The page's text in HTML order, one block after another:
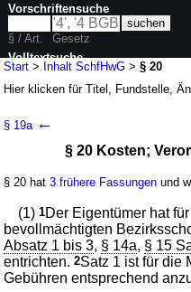
Start > Inhalt SchfHwG >§ 20
Hier klicken fürTitel, Fundstelle,
(SchfHwG)
Artikel 1 G. v. 26.11.2008BGBl. I
Geltung ab 29.11.2008,
15 weitere Fassungen |
wird in 41 Vorschriften zitiert
Teil 1 Berufsrecht
Kapitel 3 Aufgaben,
§ 19a ←
§ 20 Kosten;
§ 20 hat3 frühere Fassungen und
(1)1Der Eigentümer hat
bevollmächtigten
Absatz 1 bis 3, § 14a, § 15
entrichten.2Satz 1 ist für die
Gebühren entsprechend
Vorschriftensuche
§ / Art.
Gesetz
Volltextsuche
nur in SchfHwG